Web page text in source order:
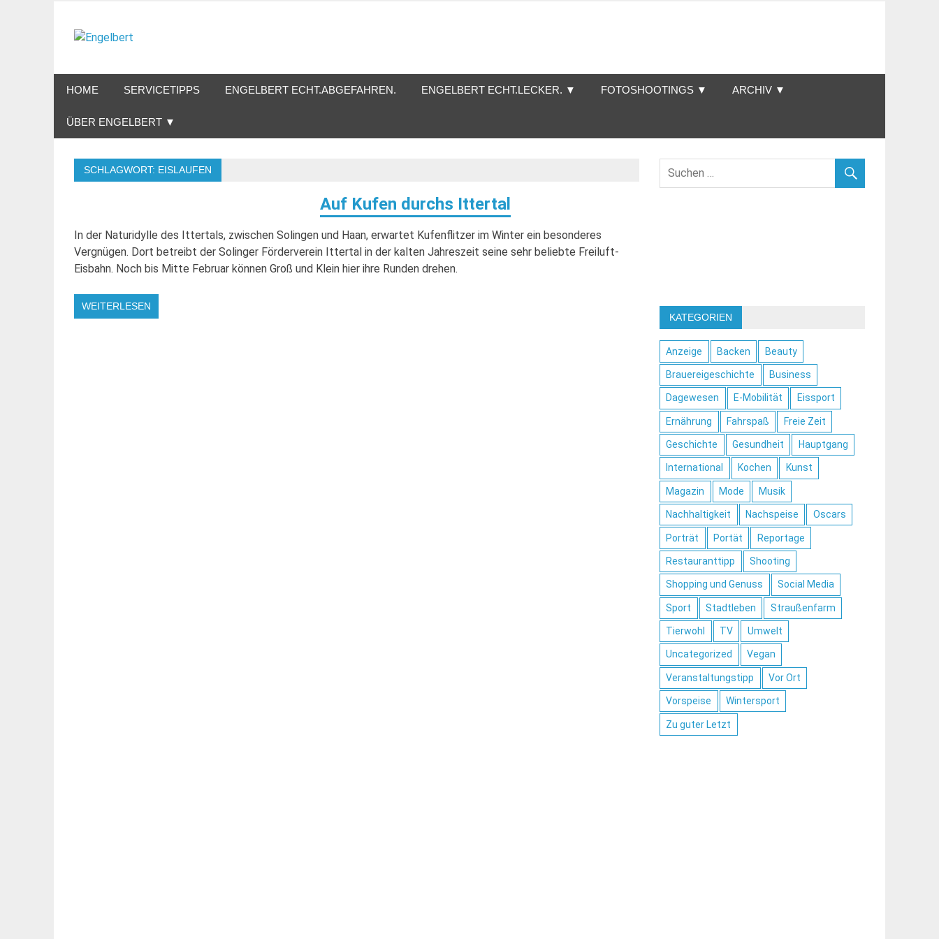
springen
HOME SERVICETIPPS ENGELBERT ECHT.ABGEFAHREN. ENGELBERT ECHT.LECKER. ▼ FOTOSHOOTINGS ▼ ARCHIV ▼
ÜBER ENGELBERT ▼
SCHLAGWORT: EISLAUFEN
Auf Kufen durchs Ittertal
In der Naturidylle des Ittertals, zwischen Solingen und Haan, erwartet Kufenflitzer im Winter ein besonderes
Vergnügen. Dort betreibt der Solinger Förderverein Ittertal in der kalten Jahreszeit seine sehr beliebte Freiluft-
Eisbahn. Noch bis Mitte Februar können Groß und Klein hier ihre Runden drehen.
WEITERLESEN
KATEGORIEN
Anzeige Backen Beauty
Brauereigeschichte Business
Dagewesen E-Mobilität Eissport
Ernährung Fahrspaß Freie Zeit
Geschichte Gesundheit Hauptgang
International Kochen Kunst
Magazin Mode Musik
Nachhaltigkeit Nachspeise Oscars
Porträt Portät Reportage
Restauranttipp Shooting
Shopping und Genuss Social Media
Sport Stadtleben Straußenfarm
Tierwohl TV Umwelt
Uncategorized Vegan
Veranstaltungstipp Vor Ort
Vorspeise Wintersport
Zu guter Letzt